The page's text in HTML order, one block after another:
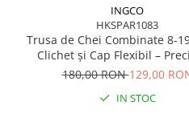
INGCO
HKSPAR1083
Trusa de Chei Combinate 8-
Clichet și Cap Flexibil –
Durabilitate
180,00 RON129,00
IN STOC